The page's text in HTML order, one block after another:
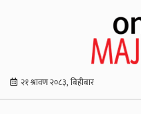
२१ श्रावण २०८३, बिहीबार